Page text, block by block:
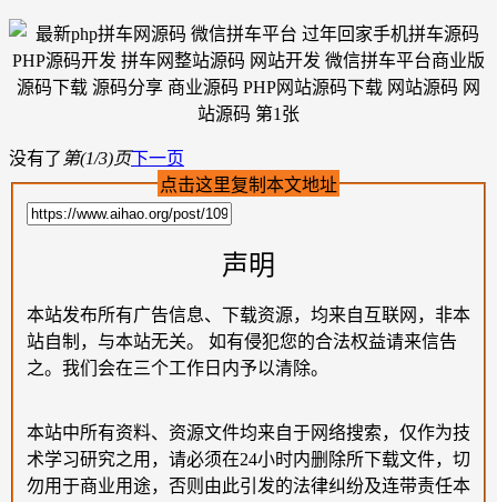
没有了 第(1/3)页下一页
点击这里复制本文地址
声明
本站发布所有广告信息、下载资源，均来自互联网，非本
站自制，与本站无关。 如有侵犯您的合法权益请来信告
之。我们会在三个工作日内予以清除。
本站中所有资料、资源文件均来自于网络搜索，仅作为技
术学习研究之用，请必须在24小时内删除所下载文件，切
勿用于商业用途，否则由此引发的法律纠纷及连带责任本